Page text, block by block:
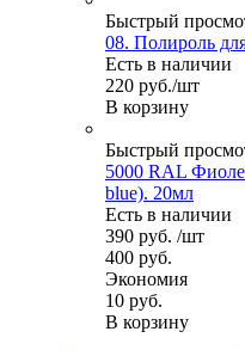
Быстрый
08. Полироль
Есть в наличии
220 руб./шт
В корзину
Быстрый
5000 RAL
blue). 20мл
Есть в наличии
390 руб. /шт
400 руб.
Экономия
10 руб.
В корзину